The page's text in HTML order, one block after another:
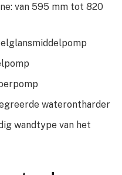
van 595 mm tot 820
waterontharder
wandtype van het